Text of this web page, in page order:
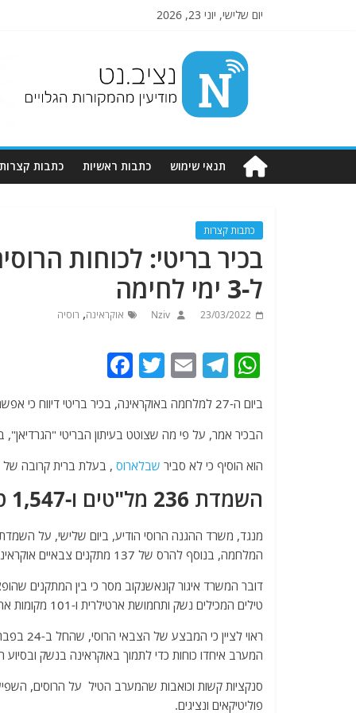
יום שלישי, יוני 23, 2026
Nziv.net
מודיעין
מהמקורות
תנאי שימוש כתבות ראשיות כתבות קצרות
כתבות קצרות
בכיר בריטי: לכוחות
ל-3 ימי לחימה
23/03/2022
Nziv אוקראינה, רוסיה
W
at
s
A
p
p
T
el
e
g
ra
m
E
ai
l
T
itt
er
c
e
b
o
o
k
ביום ה-27 למלחמה באוקראינה, בכיר בריטי דיווח כי אפשר ו
הבכיר אמר, על פי מה שצוטט בעיתון הבריטי "הגרדיאן",
הוא הוסיף כי לא סביר שבלארוס , בעלת ברית קרובה
השמדת 236 מל"טים ו-1,547 טנקים
המלחמה, בנוסף להרס של 137 מתקנים צבאיים אוקראינים, לרבות נקודות תצפית ומרכזי תקשורת.
טילים המכילים נשק ותחמושת ארטילרית ו-101 מקומות אחסון לציוד צבאי.
ראוי
המערב איחדו כוחות כדי לתמוך באוקראינה בנשק ובסיוע
סנקציות קשות וכואבות שהמערב הטיל על הרוסים,
פוליטיקאים ונציגים.